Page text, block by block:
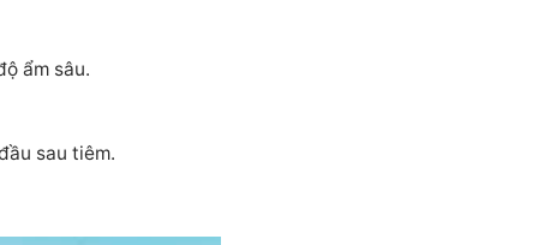
ẩm sâu.
sau tiêm.